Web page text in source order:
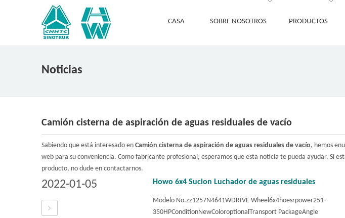
CASA SOBRE NOSOTROS PRODUCTOS
Noticias
Camión cisterna de aspiración de aguas residuales de vacío
Sabiendo que está interesado en Camión cisterna de aspiración de aguas residuales de vacío, hemos
web para su conveniencia. Como fabricante profesional, esperamos que esta noticia te pueda ayudar. Si
producto, no dude en contactarnos.
2022-01-05 Howo 6x4 Sucion Luchador de aguas residuales
Modelo No.zz1257N4641WDRIVE Wheel6x4hoesrpower251-
350HPConditionNewColoroptionalTransport PackageAngle